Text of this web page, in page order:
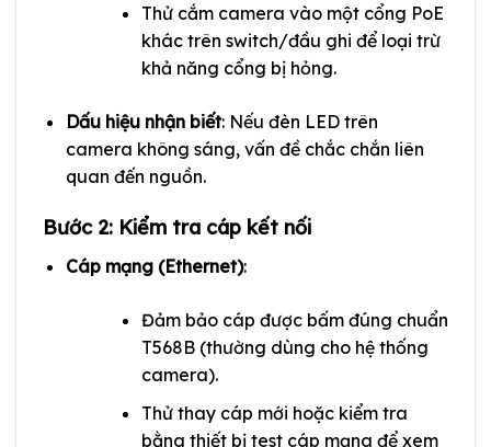
Thử cắm camera vào một cổng PoE
khác trên switch/đầu ghi để loại trừ
khả năng cổng bị hỏng.
Dấu hiệu nhận biết: Nếu đèn LED trên
camera không sáng, vấn đề chắc chắn liên
quan đến nguồn.
Bước 2: Kiểm tra cáp kết nối
Cáp mạng (Ethernet):
Đảm bảo cáp được bấm đúng chuẩn
T568B (thường dùng cho hệ thống
camera).
Thử thay cáp mới hoặc kiểm tra
bằng thiết bị test cáp mạng để xem